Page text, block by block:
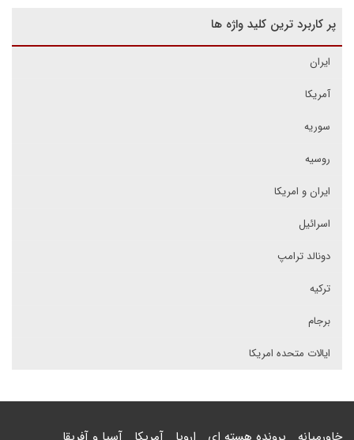
پر کاربرد ترین کلید واژه ها
ایران
آمریکا
سوریه
روسیه
ایران و امریکا
اسرائیل
دونالد ترامپ
ترکیه
برجام
ایالات متحده امریکا